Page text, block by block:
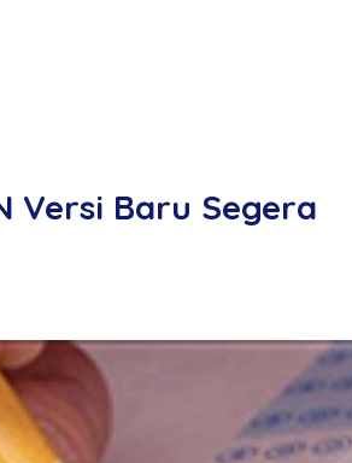
Versi Baru Segera